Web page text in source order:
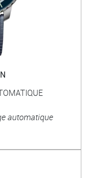
automatique